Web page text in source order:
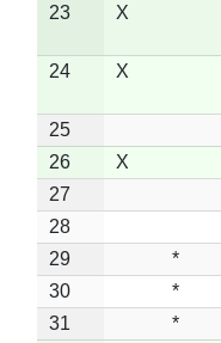
23
X
24 X
25
26
X
27
28
29
*
30
*
31
*